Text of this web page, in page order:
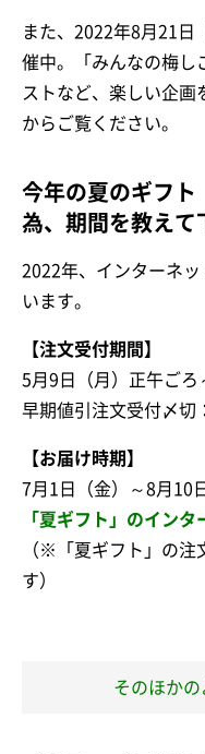
また、2022年8月21日
催中。「みんなの梅し
ストなど、楽しい企画
からご覧ください。
今年の夏のギフト
為、期間を教えて
2022年、インターネ
います。
【注文受付期間】
5月9日（月）正午ごろ
早期値引注文受付〆切
【お届け時期】
7月1日（金）～8月10
「夏ギフト」のイン
（※「夏ギフト」の注
す）
そのほか